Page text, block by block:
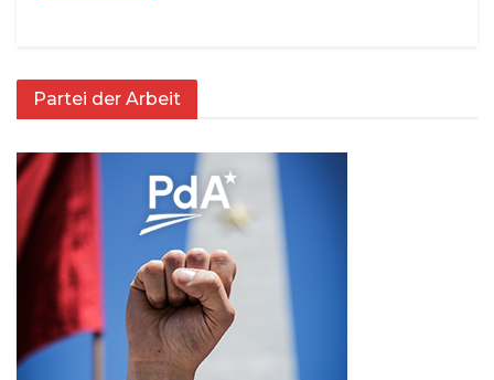
Partei der Arbeit